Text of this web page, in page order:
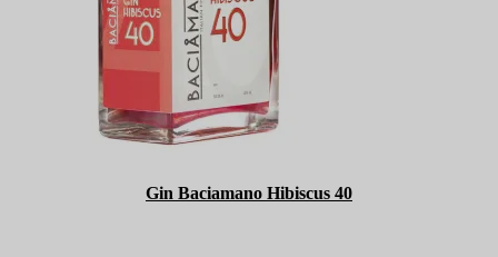
Gin Baciamano Hibiscus 40